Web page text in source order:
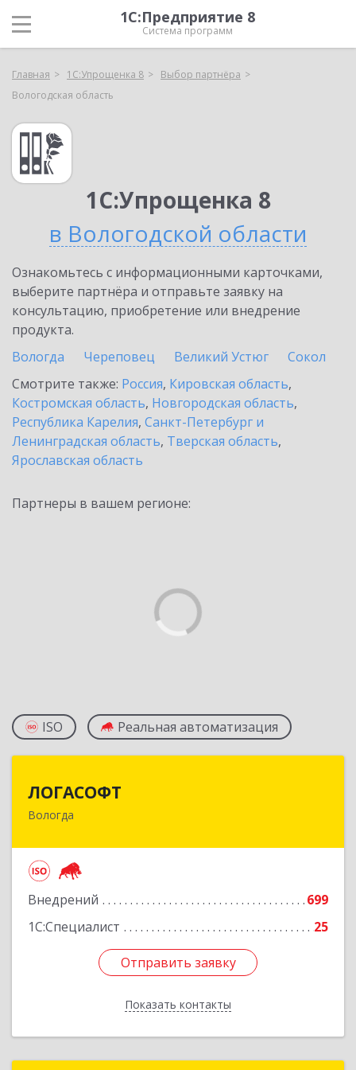
1С:Предприятие 8
Система программ
Главная 1С:Упрощенка 8
Выбор партнёра
Вологодская область
1С:Упрощенка 8
в Вологодской области
Ознакомьтесь с информационными карточками,
выберите партнёра и отправьте заявку на
консультацию, приобретение или внедрение
продукта.
Вологда
Череповец Великий Устюг
Сокол
Смотрите также: Россия, Кировская область,
Костромская область, Новгородская область,
Республика Карелия, Санкт-Петербург и
Ленинградская область, Тверская область,
Ярославская область
Партнеры в вашем регионе:
ISO Реальная автоматизация
ЛОГАСОФТ
Вологда
Внедрений
699
1С:Специалист
25
Отправить заявку
Показать контакты
160002, Вологодская обл, Вологда г, Гагарина
Отправить заявку
Назад